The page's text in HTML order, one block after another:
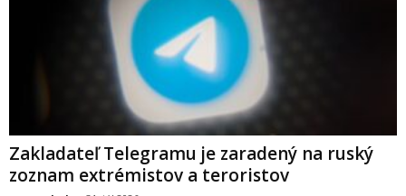
Zakladateľ Telegramu je zaradený na ruský
zoznam extrémistov a teroristov